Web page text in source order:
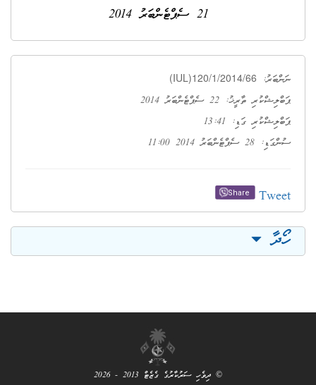
21 ސެޕްޓެންބަރު 2014
ނަންބަރު: (IUL)120/1/2014/66
ޕަބްލިޝްކުރި ތާރީޚު: 22 ސެޕްޓެންބަރު 2014
ޕަބްލިޝްކުރި ގަޑި: 13:41
ސުންގަޑި: 28 ސެޕްޓެންބަރު 2014 11:00
Tweet
Share
ހޯދާ
© ދިވެހި ސަރުކާރުގެ ގެޒެޓް 2013 - 2026